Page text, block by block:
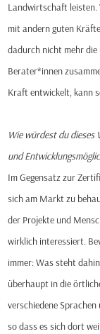
Landwirtschaft leisten.
mit andern guten
dadurch nicht mehr die
Berater*innen
Kraft entwickelt, kann
Wie würdest du dieses
und
Im Gegensatz zur
sich am Markt zu
der Projekte und
wirklich interessiert.
immer: Was steht
überhaupt in die
verschiedene
so dass es sich dort